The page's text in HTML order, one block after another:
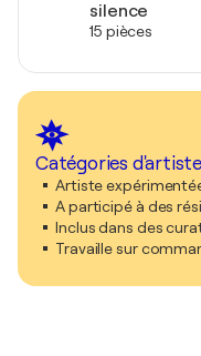
silence
15 pièces
Catégories
Artiste
A participé à des
Inclus dans des
Travaille sur